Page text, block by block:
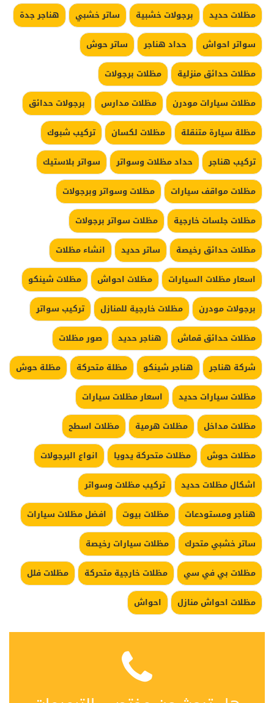
مظلات حديد
برجولات خشبية ساتر خشبي
هناجر جدة
سواتر احواش
حداد هناجر
ساتر حوش
مظلات حدائق منزلية
مظلات برجولات
مظلات سيارات مودرن
مظلات مدارس
برجولات حدائق
مظلة سيارة متنقلة
مظلات لكسان
تركيب شبوك
تركيب هناجر
حداد مظلات وسواتر
سواتر بلاستيك
مظلات مواقف سيارات
مظلات وسواتر وبرجولات
مظلات جلسات خارجية
مظلات سواتر برجولات
مظلات حدائق رخيصة
ساتر حديد
انشاء مظلات
اسعار مظلات السيارات
مظلات احواش
مظلات شينكو
برجولات مودرن
مظلات خارجية للمنازل
تركيب سواتر
مظلات حدائق قماش
هناجر حديد
صور مظلات
شركة هناجر
هناجر شينكو مظلة متحركة
مظلة حوش
مظلات سيارات حديد
اسعار مظلات سيارات
مظلات مداخل
مظلات هرمية
مظلات اسطح
مظلات حوش
مظلات متحركة يدويا
انواع البرجولات
اشكال مظلات حديد
تركيب مظلات وسواتر
هناجر ومستودعات
مظلات بيوت
افضل مظلات سيارات
ساتر خشبي متحرك
مظلات سيارات رخيصة
مظلات بي في سي
مظلات خارجية متحركة
مظلات فلل
مظلات احواش منازل
احواش